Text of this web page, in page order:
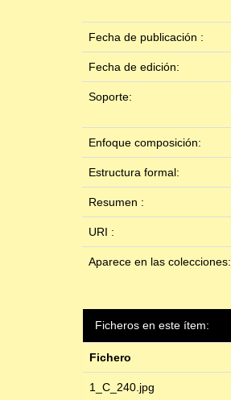
Fecha de publicación :
Fecha de edición:
Soporte:
Enfoque composición:
Estructura formal:
Resumen :
URI :
Aparece en las colecciones:
Ficheros en este ítem:
Fichero
1_C_240.jpg